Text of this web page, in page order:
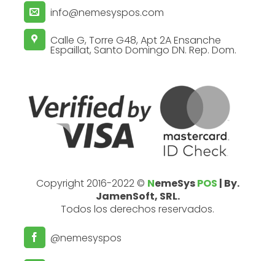
info@nemesyspos.com
Calle G, Torre G48, Apt 2A Ensanche
Espaillat, Santo Domingo DN. Rep. Dom.
Copyright 2016-2022 © NemeSysPOS | By.
JamenSoft, SRL.
Todos los derechos reservados.
@nemesyspos